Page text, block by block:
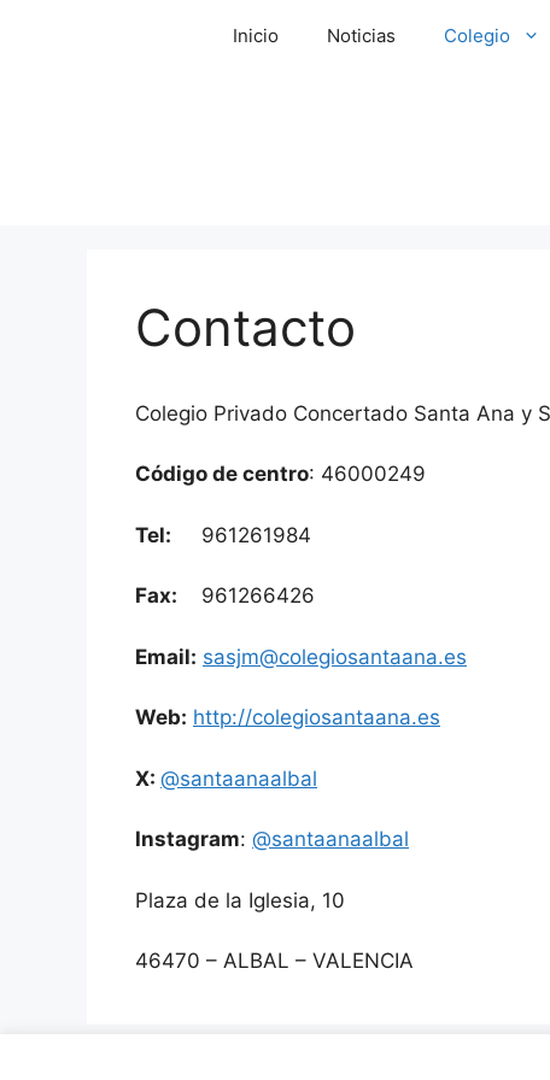
Inicio Noticias Colegio
Contacto
Colegio Privado Concertado Santa Ana y
Código de centro: 46000249
Tel: 961261984
Fax: 961266426
Email: sasjm@colegiosantaana.es
Web: http://colegiosantaana.es
X: @santaanaalbal
Instagram: @santaanaalbal
Plaza de la Iglesia, 10
46470 – ALBAL – VALENCIA